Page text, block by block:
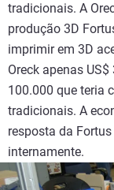
tradicionais. A
produção 3D
imprimir em 3D
Oreck apenas
100.000 que teria
tradicionais. A
resposta da
internamente.